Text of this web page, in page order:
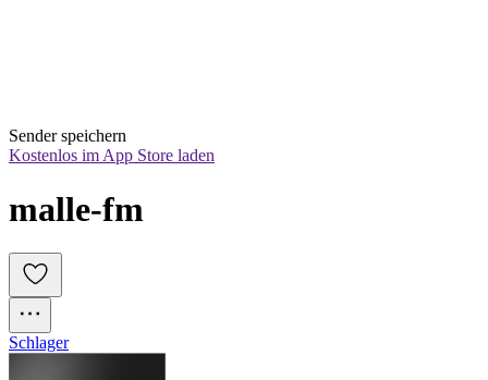
Sender speichern
Kostenlos im App Store laden
malle-fm
Schlager